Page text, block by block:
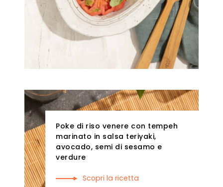
Poke di riso venere con tempeh
marinato in salsa teriyaki,
avocado, semi di sesamo e
verdure
Scopri la ricetta